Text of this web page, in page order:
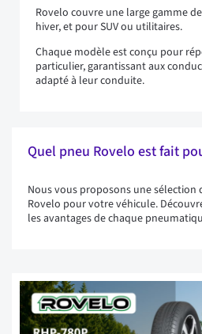
Rovelo couvre une large gamme
hiver, et pour SUV ou utilitaires.
Chaque modèle est conçu pour
particulier, garantissant aux
adapté à leur conduite.
Quel pneu Rovelo est fait
Nous vous proposons une sélection
Rovelo pour votre véhicule.
les avantages de chaque